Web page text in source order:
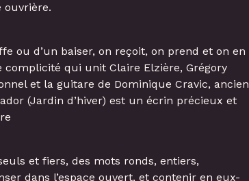
ouvrière.
ou d’un baiser, on reçoit, on prend et on en
complicité qui unit Claire Elzière, Grégory
et la guitare de Dominique Cravic, ancien
(Jardin d’hiver) est un écrin précieux et
et fiers, des mots ronds, entiers,
dans l’espace ouvert, et contenir en eux-